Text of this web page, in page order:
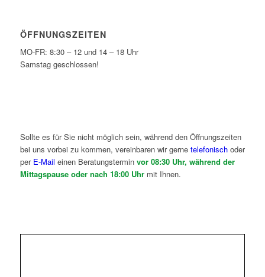
ÖFFNUNGSZEITEN
MO-FR: 8:30 – 12 und 14 – 18 Uhr
Samstag geschlossen!
Sollte es für Sie nicht möglich sein, während den Öffnungszeiten
bei uns vorbei zu kommen, vereinbaren wir gerne telefonischoder
per E-Mail einen Beratungstermin vor 08:30 Uhr, während der
Mittagspause oder nach 18:00 Uhrmit Ihnen.